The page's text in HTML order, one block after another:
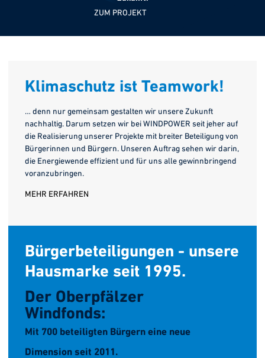
ZUM PROJEKT
Klimaschutz ist Teamwork!
… denn nur gemeinsam gestalten wir unsere Zukunft
nachhaltig. Darum setzen wir bei WINDPOWER seit jeher auf
die Realisierung unserer Projekte mit breiter Beteiligung von
Bürgerinnen und Bürgern. Unseren Auftrag sehen wir darin,
die Energiewende effizient und für uns alle gewinnbringend
voranzubringen.
MEHR ERFAHREN
Bürgerbeteiligungen - unsere
Hausmarke seit 1995.
27.07.1998
Inbetriebnahme unseres ersten
Bürgerwindkraftwerks.
Der Oberpfälzer
Windfonds:
Mit 700 beteiligten Bürgern eine neue
Dimension seit 2011.
240.000 t CO2
sparen unsere Bürgergesellschaften
jährlich ein
19,2 MW mit 2.400
Anteilen
Der Windpark Berching ist einer der
größten Bürgerwindparks Bayerns.
25 Jahre Erfahrung
bringen wir in der Betreuung von
Beteiligungs-Gesellschaften für Sie mit.